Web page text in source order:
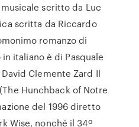
scritto da Luc
scritta da Riccardo
romanzo di
italiano è di Pasquale
Clemente Zard Il
Hunchback of Notre
del 1996 diretto
Wise, nonché il 34º